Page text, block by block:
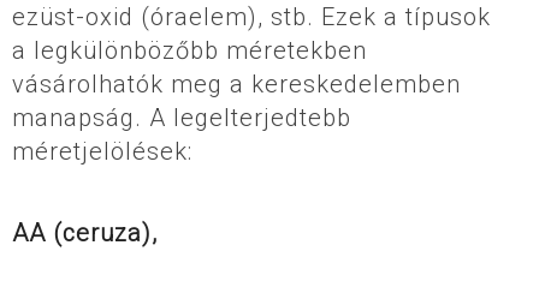
ezüst-oxid (óraelem), stb. Ezek a típusok
a legkülönbözőbb méretekben
vásárolhatók meg a kereskedelemben
manapság. A legelterjedtebb
méretjelölések:
AA (ceruza),